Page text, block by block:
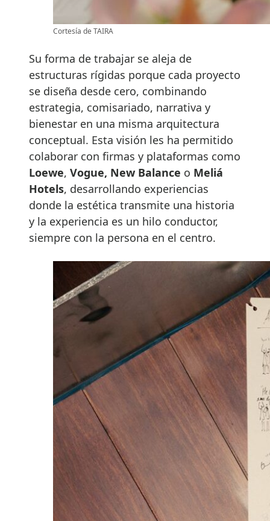
Cortesía de TAIRA
Su forma de trabajar se aleja de
estructuras rígidas porque cada proyecto
se diseña desde cero, combinando
estrategia, comisariado, narrativa y
bienestar en una misma arquitectura
conceptual. Esta visión les ha permitido
colaborar con firmas y plataformas como
Loewe, Vogue, New Balance o Meliá
Hotels, desarrollando experiencias
donde la estética transmite una historia
y la experiencia es un hilo conductor,
siempre con la persona en el centro.